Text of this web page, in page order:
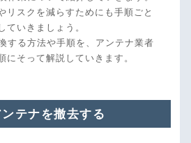
リスクを減らすためにも手順ごと
ていきましょう。
する方法や手順を、アンテナ業者
にそって解説していきます。
テナを撤去する